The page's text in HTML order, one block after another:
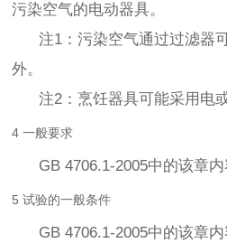
污染空气的电动器具。
注1：污染空气通过过滤器
外。
注2：烹饪器具可能采用电或
4 一般要求
GB 4706.1-2005中的该章内
5 试验的一般条件
GB 4706.1-2005中的该章内